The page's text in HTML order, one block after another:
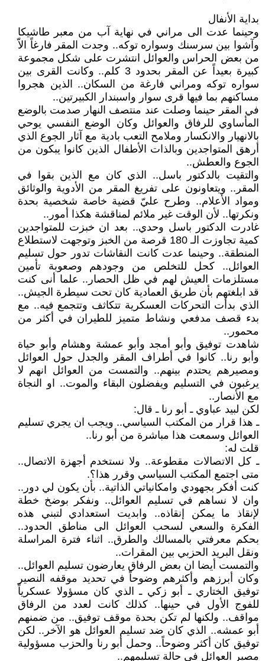
بداية الأنفال
وحينما عدت الى مراني في نهاية آب من معبر طاشيكا
وآشوا بين سرسنك وسواره توكه.. وجدت المقر فارغاً الاّ
من بعض الحراس والعوائل انتشرت على شكل مجموعة
كبيرة بعيداً عن المقر بحدود 3 كلم.. وكانت القرى بين
سواره توكه ومراني فارغة من السكان.. الذين هجروا
مساكنهم بما فيها قرى سوار واسبندار الكبيرتين..
في المقر حينما وصلت عند منتصف النهار صدمت بالوضع
المأساوي للرفاق والعوائل وكان الوضع النفسي يوحي
بالانهيار والانكسار وملامح التعب بادية مع آثار الجوع الذي
أرهق المتواجدين وبالذات الأطفال الذين كانوا يبكون من
الجوع والعطش..
والتقيت بالدكتور باسل.. الذي كان مع الذين بقوا في
المقر.. ويتعاونون على تفريغ المقر من الأدوية والوثائق
ومواد الأعلام.. وطرح عليّ قضية خاصة شخصية بحدة
ونكرتها.. لأن الوقت غير ملائم لمناقشة هكذا أمور..
غادرت الدكتور باسل وحدي.. بعد ان خبزت للمتواجدين
كمية تجاوزت الـ 180 قرصة من الخبز وتوجهت لاستطلاع
المنطقة.. وحينما عدت كانت النقاشات تدور حول تسليم
العوائل.. كحل للتخلص من وجودهم وصعوبة تأمين
مستلزمات العيش لهم في ظل الحصار.. علما أنى كنت
قد ابلغتهم بأن طريق العمادية كان تحت سيطرة الجيش..
الذي بدأت التحركات العسكرية تتكاثف وتتجمع فيه.. مع
بدء قصف مدفعي ونشاط متميز للطيران في أكثر من
محمور..
شاهدت توفيق وأبو أمجد وأبو عمشة وهشام وأبو حياة
وأبو رنا.. كانوا في أطراف المقر والجدل حول العوائل
ومصيرهم يحتدم بينهم.. والتمست من العوائل انهم لا
يرغبون في التسليم ويفضلون البقاء والموت.. او النجاة
مع الأنصار..
لكن لبيد عباوي ـ أبو رنا ـ قال:
ـ هذا قرار من المكتب السياسي.. ويجب ان يجري تسليم
العوائل وسمعت هذا مباشرة من أبو رنا..
قلت له:
ـ كل الاتصالات مقطوعة.. ولا نستخدم أجهزة الاتصال..
متى اجتمع المكتب السياسي وقرر هذا؟.
كنت أفكر بجهودي وامكانياتي الذاتية.. بأن يكون لي دور..
وان لا نساهم في تسليم العوائل.. ونفكر بوضخ خطة
لإنقاذ ما يمكن إنقاذه.. وابديت استعدادي لتبني هذه
الفكرة والسعي لسحب العوائل الى مناطق الحدود..
بحكم معرفتي بالمسالك والطرق.. اثناء فترة المراسلة
ونقل البريد الحزبي بين المقرات..
والتمست أيضا ان بعض الرفاق يعارضون تسليم العوائل..
وكان أبرزهم وأكثرهم وضوحاً في تحديد موقفه النصير
توفيق الختاري ـ أبو زكي ـ الذي كان مسؤولا عسكرياً
للفوج الأول في حينها.. كذلك كانت لعدد من الرفاق
مواقف.. ولكنها لم تكن بحدة موقف توفيق.. من ضمنهم
أبو عمشه.. الذي كان ضد تسليم العوائل هو الآخر.. لكن
توفيق كان أكثر وضوحاً.. وحمل أبو رنا والحزب مسؤولية
مصير العوائل في حالة تسليمهم..